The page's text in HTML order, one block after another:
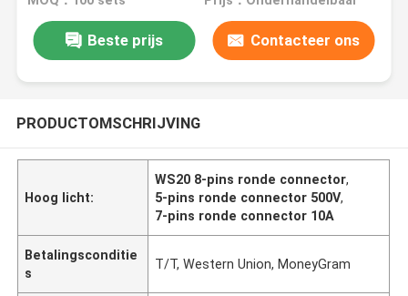
Beste prijs Contacteer ons
PRODUCTOMSCHRIJVING
Hoog licht:
WS20 8-pins ronde connector,
5-pins ronde connector 500V,
7-pins ronde connector 10A
Betalingsconditie
s
T/T, Western Union, MoneyGram